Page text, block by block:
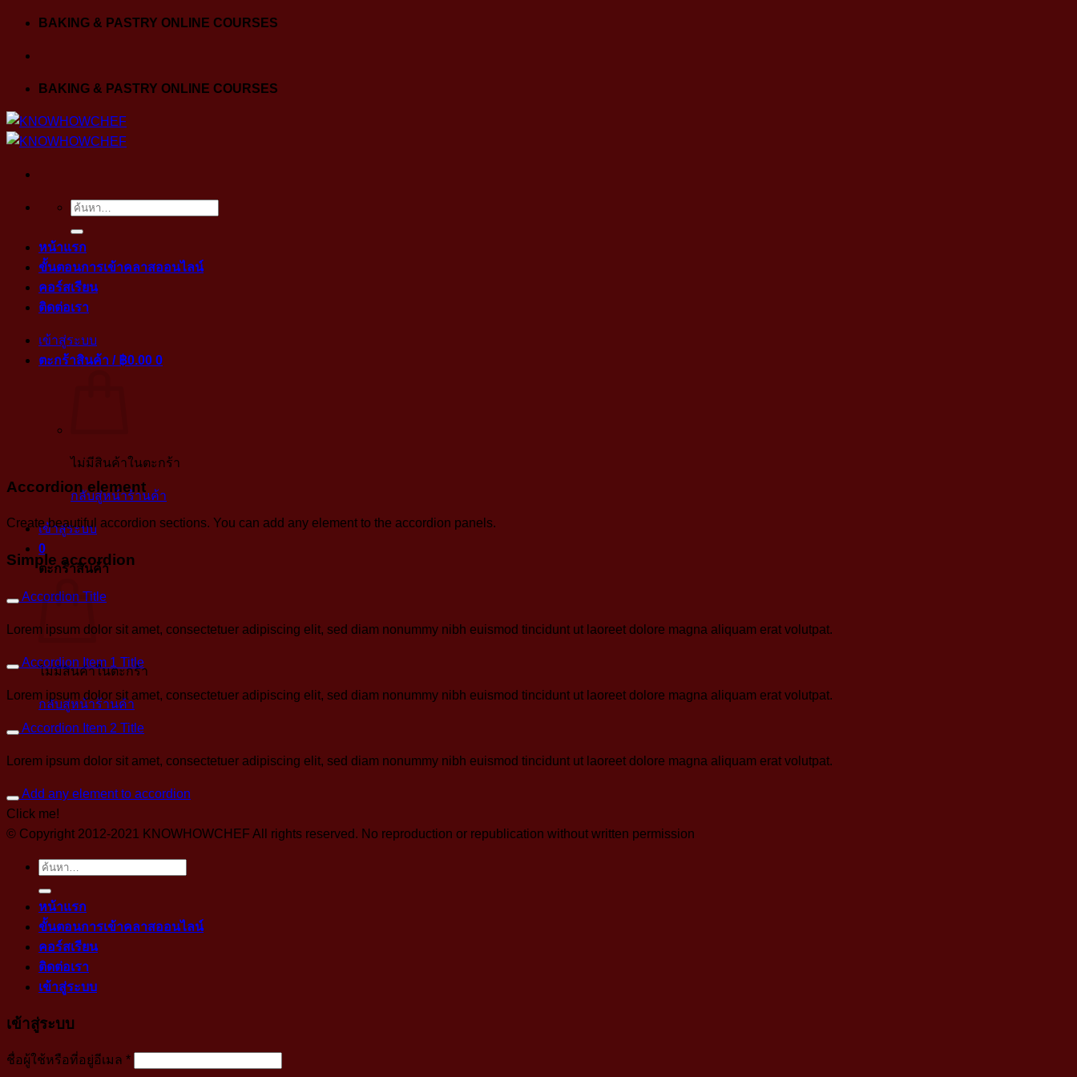
Skip
content
BAKING & PASTRY ONLINE COURSES
BAKING & PASTRY ONLINE COURSES
ค้นหา:
หน้าแรก
ขั้นตอนการเข้าคลาสออนไลน์
คอร์สเรียน
ติดต่อเรา
เข้าสู่ระบบ
ตะกร้าสินค้า / ฿0.00 0
ไม่มีสินค้าในตะกร้า
กลับสู่หน้าร้านค้า
เข้าสู่ระบบ
0
ตะกร้าสินค้า
ไม่มีสินค้าในตะกร้า
กลับสู่หน้าร้านค้า
Accordion element
Create beautiful accordion sections. You can add any element to the accordion panels.
Simple accordion
Accordion Title
Lorem ipsum dolor sit amet, consectetuer adipiscing elit, sed diam nonummy nibh euismod tincidunt ut laoreet dolore magna aliquam erat volutpat.
Accordion Item 1 Title
Lorem ipsum dolor sit amet, consectetuer adipiscing elit, sed diam nonummy nibh euismod tincidunt ut laoreet dolore magna aliquam erat volutpat.
Accordion Item 2 Title
Lorem ipsum dolor sit amet, consectetuer adipiscing elit, sed diam nonummy nibh euismod tincidunt ut laoreet dolore magna aliquam erat volutpat.
Add any element to accordion
Click me!
© Copyright 2012-2021 KNOWHOWCHEF All rights reserved. No reproduction or republication without written permission
ค้นหา:
หน้าแรก
ขั้นตอนการเข้าคลาสออนไลน์
คอร์สเรียน
ติดต่อเรา
เข้าสู่ระบบ
เข้าสู่ระบบ
ชื่อผู้ใช้หรือที่อยู่อีเมล *บังคับ